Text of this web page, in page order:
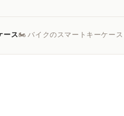
ース🏍️ バイクのスマートキーケース